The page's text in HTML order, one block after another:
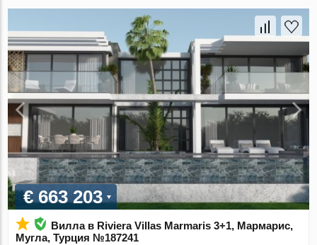
€ 663 203
Вилла в Riviera Villas Marmaris 3+1, Мармарис,
Мугла, Турция №187241